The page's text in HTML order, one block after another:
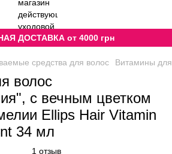
ДОСТАВКА от 4000 грн
средства для волос Витамины
волос
с вечным цветком
Ellips Hair Vitamin
34 мл
1 отзыв